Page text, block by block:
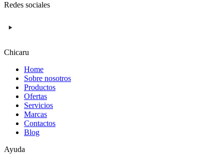
Redes sociales
Chicaru
Home
Sobre nosotros
Productos
Ofertas
Servicios
Marcas
Contactos
Blog
Ayuda